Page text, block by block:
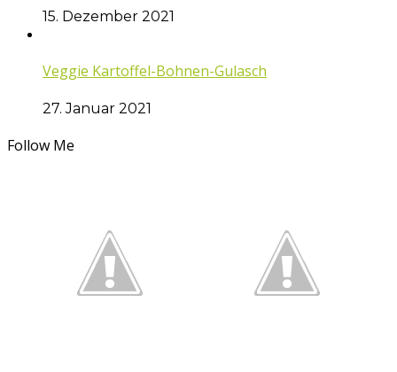
15. Dezember 2021
Veggie Kartoffel-Bohnen-Gulasch
27. Januar 2021
Follow Me